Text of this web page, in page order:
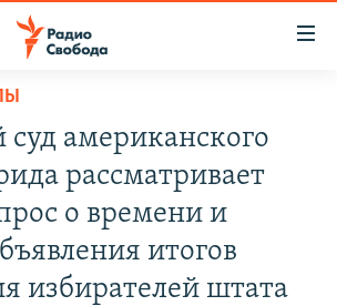
американского
рассматривает
о времени и
итогов
избирателей штата